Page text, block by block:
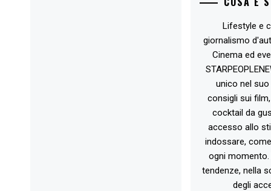
Lifestyle e
giornalismo
Cinema ed
unico nel suo
consigli sui
cocktail da
accesso allo
indossare,
ogni
tendenze, nella
degli